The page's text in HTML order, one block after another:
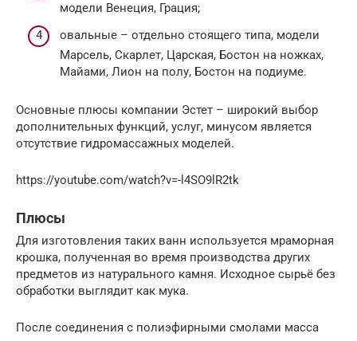
модели Венеция, Грация;
овальные – отдельно стоящего типа, модели
Марсель, Скарлет, Царская, Бостон на ножках,
Майами, Лион на полу, Бостон на подиуме.
Основные плюсы компании Эстет – широкий выбор
дополнительных функций, услуг, минусом является
отсутствие гидромассажных моделей.
https://youtube.com/watch?v=-l4SO9lR2tk
Плюсы
Для изготовления таких ванн используется мраморная
крошка, полученная во время производства других
предметов из натурального камня. Исходное сырьё без
обработки выглядит как мука.
После соединения с полиэфирными смолами масса